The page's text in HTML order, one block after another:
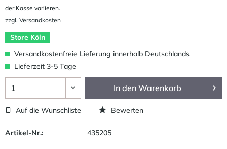
der Kasse variieren.
zzgl. Versandkosten
Store Köln
Versandkostenfreie Lieferung innerhalb Deutschlands
Lieferzeit 3-5 Tage
In den Warenkorb
Auf die Wunschliste Bewerten
Artikel-Nr.: 435205